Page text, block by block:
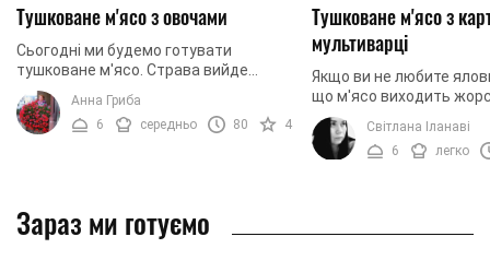
Тушковане м'ясо з овочами
Сьогодні ми будемо готувати
тушковане м'ясо. Страва вийде
надзвичайно ніжною. Також до м'яса
додамо овочі: солодкий перець,
баклажани, цибулю, ...
Анна Гриба
6
середньо 80 4
Тушковане м'ясо з
мультиварці
Якщо ви не любите
що м'ясо виходить
точно не про цю
ми будемо готувати
мультиварці ...
Світлана Іланаві
6
легко
Зараз ми готуємо